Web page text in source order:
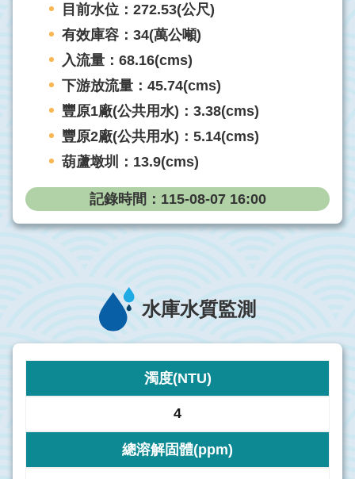
目前水位： 272.53(公尺)
有效庫容： 34(萬公噸)
入流量： 68.16(cms)
下游放流量： 45.74(cms)
豐原1廠(公共用水)： 3.38(cms)
豐原2廠(公共用水)： 5.14(cms)
葫蘆墩圳： 13.9(cms)
記錄時間：115-08-07 16:00
水庫水質監測
濁度(NTU)
4
總溶解固體(ppm)